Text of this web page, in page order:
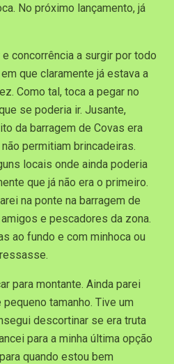
No próximo lançamento, já
concorrência a surgir por todo
que claramente já estava a
Como tal, toca a pegar no
se poderia ir. Jusante,
da barragem de Covas era
permitiam brincadeiras.
locais onde ainda poderia
que já não era o primeiro.
na ponte na barragem de
e pescadores da zona.
ao fundo e com minhoca ou
para montante. Ainda parei
tamanho. Tive um
descortinar se era truta
para a minha última opção
quando estou bem